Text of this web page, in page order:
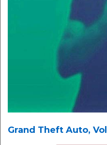
Grand Theft Auto,